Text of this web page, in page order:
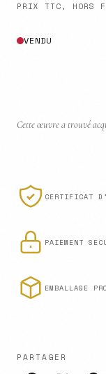
PRIX TTC, HORS
VENDU
Cette œuvre a trouvé
CERTIFICAT
PAIEMENT
EMBALLAGE
PARTAGER